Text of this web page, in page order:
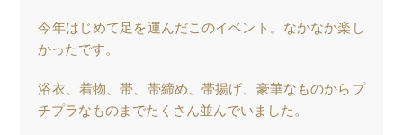
今年はじめて足を運んだこのイベント。なかなか楽し
かったです。
浴衣、着物、帯、帯締め、帯揚げ、豪華なものからプ
チプラなものまでたくさん並んでいました。